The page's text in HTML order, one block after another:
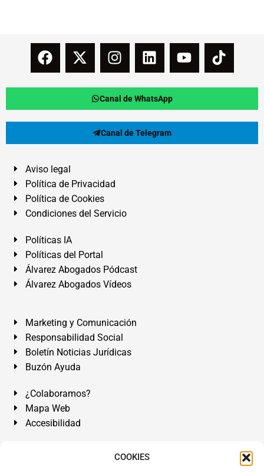
COOKIES
Canal de WhatsApp
Canal de Telegram
Aviso legal
Política de Privacidad
Política de Cookies
Condiciones del Servicio
Políticas IA
Políticas del Portal
Álvarez Abogados Pódcast
Álvarez Abogados Vídeos
Marketing y Comunicación
Responsabilidad Social
Boletín Noticias Jurídicas
Buzón Ayuda
¿Colaboramos?
Mapa Web
Accesibilidad
Álvarez Abogados Tenerife:Calle Teobaldo Power Nº 7,